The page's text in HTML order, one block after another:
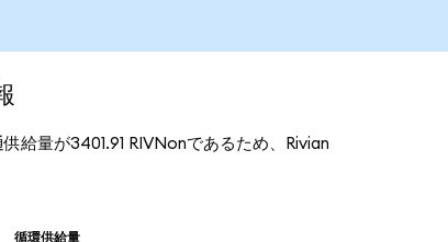
給量が3401.91 RIVNonであるため、Rivian
循環供給量